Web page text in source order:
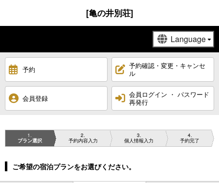
[亀の井別荘]
予約
予約確認・変更・キャンセ
ル
会員登録
会員ログイン ・ パスワード
再発行
1
プラン選択
2
予約内容入力
3
個人情報入力
4
予約完了
ご希望の宿泊プランをお選びください。